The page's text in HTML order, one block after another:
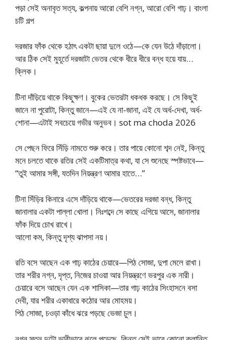
পড়া সেই অনাবৃত সত্য, কল্পনায় আরো বেশি নগ্ন, আরো বেশি গাঢ়। বাংলা
চটি গল্প
দরজার ফাঁক থেকে হঠাৎ একটা ছায়া দুলে ওঠে—কে যেন উঠে দাঁড়ালো।
আর ঠিক সেই মুহূর্তে দরজাটা ভেতর থেকে ধীরে ধীরে বন্ধ হয়ে যায়…
ক্লিক।
টিনা দাঁড়িয়ে থাকে কিছুক্ষণ। বুকের ভেতরটা ধকধক করছে। সে কিছুই
জানে না পুরোটা, কিন্তু জানে—এই যে না-জানা, এই যে অর্ধ-দেখা, অর্ধ-
শোনা—এটাই সবচেয়ে গভীর অনুভব। sot ma choda 2026
সে পেছন ফিরে সিঁড়ি নামতে শুরু করে। তার পায়ে কোনো শব্দ নেই, কিন্তু
মনে চলতে থাকে রতির সেই একটিমাত্র কথা, যা সে শুনেছে স্পষ্টভাবে—
“তুই আমার সঙ্গী, যতদিন নিয়ন্ত্রণ আমার হাতে…”
টিনা সিঁড়ির কিনারে এসে দাঁড়িয়ে থাকে—ভেতরের দরজা বন্ধ, কিন্তু
জানালার একটা পাল্লা খোলা। নিঃশব্দে সে কাছে এগিয়ে আসে, জানালার
ফাঁক দিয়ে চোখ রাখে।
আলো কম, কিন্তু দৃশ্য ঝাপসা নয়।
রতি বসে আছেন এক গাঢ় কাঠের চেয়ারে—পিঠ সোজা, দুপা মেলে রাখা।
তার শরীর নগ্ন, দৃপ্ত, নিজের চাওয়া আর নিয়ন্ত্রণে ভরপুর এক নারী।
চেয়ারে বসে আছেন যেন এক শাসিকা—তার গাঢ় কাঠের সিংহাসনে বসা
দেবী, যার শরীর একাধারে কঠোর আর মোহময়।
পিঠ সোজা, চওড়া কাঁধে ঝরে পড়ছে ভেজা চুল।